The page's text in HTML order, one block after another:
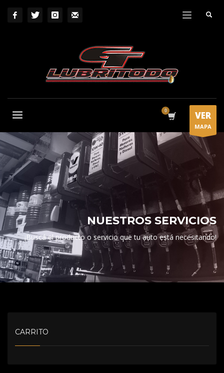
VER
MAPA
NUESTROS SERVICIOS
¡Buscá el producto o servicio que tu auto está necesitando!
CARRITO